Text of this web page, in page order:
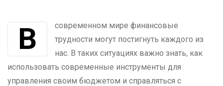
В современном мире финансовые
трудности могут постигнуть каждого из
нас. В таких ситуациях важно знать, как
использовать современные инструменты для
управления своим бюджетом и справляться с